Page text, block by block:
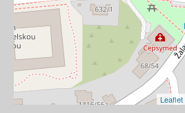
Leaflet